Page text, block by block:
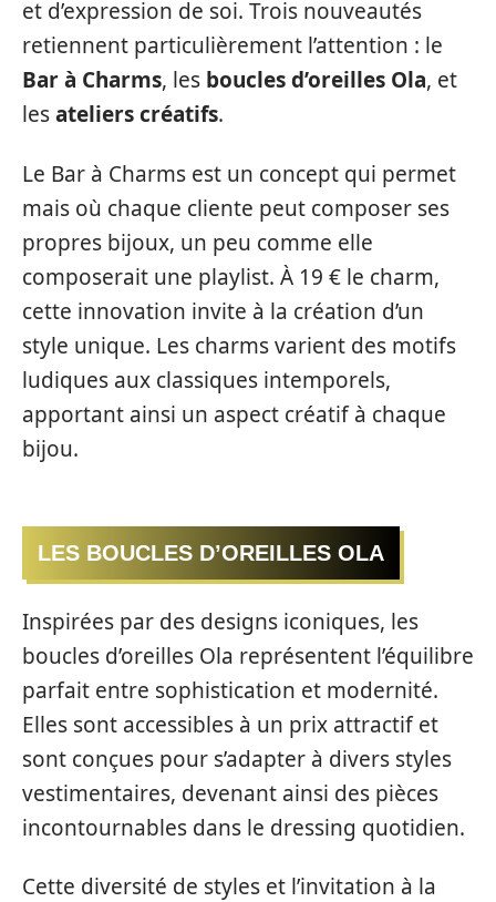
et d’expression de soi. Trois nouveautés
retiennent particulièrement l’attention : le
Bar à Charms, les boucles d’oreilles Ola, et
lesateliers créatifs.
Le Bar à Charms est un concept qui permet
mais où chaque cliente peut composer ses
propres bijoux, un peu comme elle
composerait une playlist. À 19 € le charm,
cette innovation invite à la création d’un
style unique. Les charms varient des motifs
ludiques aux classiques intemporels,
apportant ainsi un aspect créatif à chaque
bijou.
LES BOUCLES D’OREILLES OLA
Inspirées par des designs iconiques, les
boucles d’oreilles Ola représentent l’équilibre
parfait entre sophistication et modernité.
Elles sont accessibles à un prix attractif et
sont conçues pour s’adapter à divers styles
vestimentaires, devenant ainsi des pièces
incontournables dans le dressing quotidien.
Cette diversité de styles et l’invitation à la